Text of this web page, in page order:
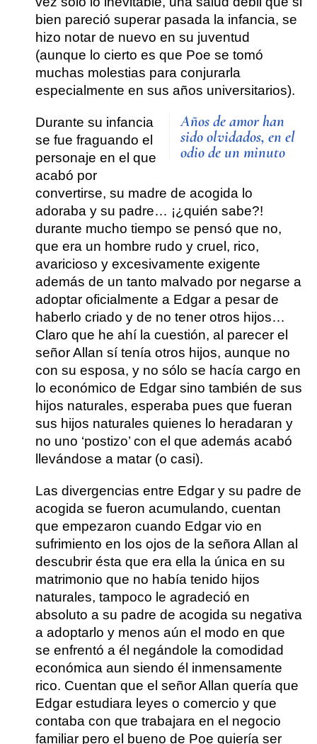
bien pareció superar pasada la infancia, se
hizo notar de nuevo en su juventud
(aunque lo cierto es que Poe se tomó
muchas molestias para conjurarla
especialmente en sus años universitarios).
Años de amor han
sido olvidados, en el
odio de un minuto
Durante su infancia
se fue fraguando el
personaje en el que
acabó por
convertirse, su madre de acogida lo
adoraba y su padre… ¡¿quién sabe?!
durante mucho tiempo se pensó que no,
que era un hombre rudo y cruel, rico,
avaricioso y excesivamente exigente
además de un tanto malvado por negarse a
adoptar oficialmente a Edgar a pesar de
haberlo criado y de no tener otros hijos…
Claro que he ahí la cuestión, al parecer el
señor Allan sí tenía otros hijos, aunque no
con su esposa, y no sólo se hacía cargo en
lo económico de Edgar sino también de sus
hijos naturales, esperaba pues que fueran
sus hijos naturales quienes lo heradaran y
no uno ‘postizo’ con el que además acabó
llevándose a matar (o casi).
Las divergencias entre Edgar y su padre de
acogida se fueron acumulando, cuentan
que empezaron cuando Edgar vio en
sufrimiento en los ojos de la señora Allan al
descubrir ésta que era ella la única en su
matrimonio que no había tenido hijos
naturales, tampoco le agradeció en
absoluto a su padre de acogida su negativa
a adoptarlo y menos aún el modo en que
se enfrentó a él negándole la comodidad
económica aun siendo él inmensamente
rico. Cuentan que el señor Allan quería que
Edgar estudiara leyes o comercio y que
contaba con que trabajara en el negocio
familiar pero el bueno de Poe quiería ser